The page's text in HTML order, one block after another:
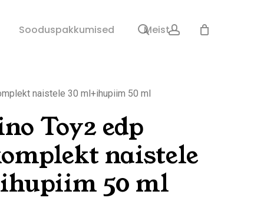
Sooduspakkumised Meist
search account
naistele 30 ml+ihupiim 50 ml
Toy2 edp
naistele
50 ml